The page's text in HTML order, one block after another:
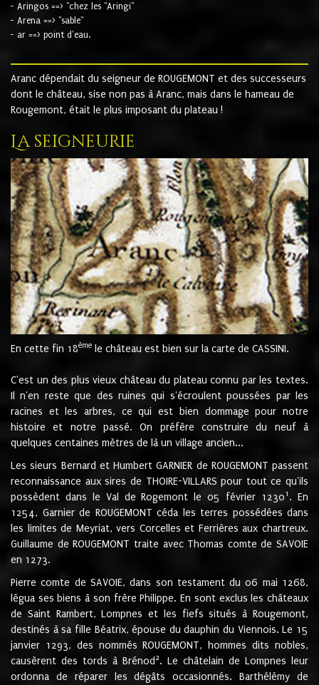
- Aringos ==> "chez les "Aringi"
- Arena ==> "sable"
- ar ==> point d'eau.
Aranc dépendait du seigneur de ROUGEMONT et des successeurs
dont le château, sise non pas à Aranc, mais dans le hameau de
Rougemont, était le plus imposant du plateau !
La seigneurie
En cette fin 18ème le château est bien sur la carte de CASSINI.
C'est un des plus vieux château du plateau connu par les textes.
Il n'en reste que des ruines qui s'écroulent poussées par les
racines et les arbres, ce qui est bien dommage pour notre
histoire et notre passé. On préfère construire du neuf à
quelques centaines mètres de là un village ancien...
Les sieurs Bernard et Humbert GARNIER de ROUGEMONT passent
reconnaissance aux sires de THOIRE-VILLARS pour tout ce qu'ils
possèdent dans le Val de Rogemont le 05 février 12301 . En
1254, Garnier de ROUGEMONT céda les terres possédées dans
les limites de Meyriat, vers Corcelles et Ferrières aux chartreux.
Guillaume de ROUGEMONT traite avec Thomas comte de SAVOIE
en 1273.
Pierre comte de SAVOIE, dans son testament du 06 mai 1268,
légua ses biens à son frère Philippe. En sont exclus les châteaux
de Saint Rambert, Lompnes et les fiefs situés à Rougemont,
destinés à sa fille Béatrix, épouse du dauphin du Viennois. Le 15
janvier 1293, des nommés ROUGEMONT, hommes dits nobles,
causèrent des tords à Brénod 2. Le châtelain de Lompnes leur
ordonna de réparer les dégâts occasionnés. Barthélémy de